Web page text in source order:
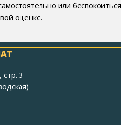
или беспокоиться
оценке.
3